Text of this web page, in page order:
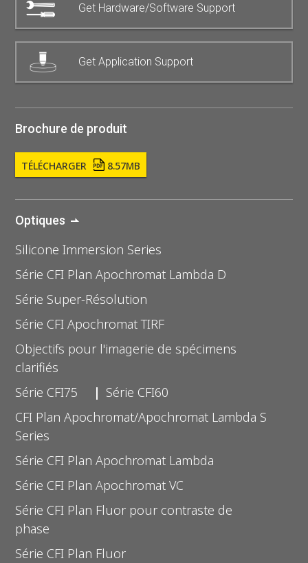
Get Hardware/Software Support
Get Application Support
Brochure de produit
TÉLÉCHARGER 8.57MB
Optiques
Silicone Immersion Series
Série CFI Plan Apochromat Lambda D
Série Super-Résolution
Série CFI Apochromat TIRF
Objectifs pour l'imagerie de spécimens
clarifiés
Série CFI75
Série CFI60
CFI Plan Apochromat/Apochromat Lambda S
Series
Série CFI Plan Apochromat Lambda
Série CFI Plan Apochromat VC
Série CFI Plan Fluor pour contraste de
phase
Série CFI Plan Fluor